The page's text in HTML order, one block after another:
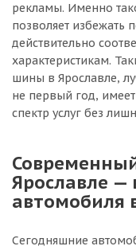
рекламы. Именно
позволяет избежать
действительно
характеристикам.
шины в Ярославле,
не первый год,
спектр услуг без
Ярославле —
автомобиля
Сегодняшние